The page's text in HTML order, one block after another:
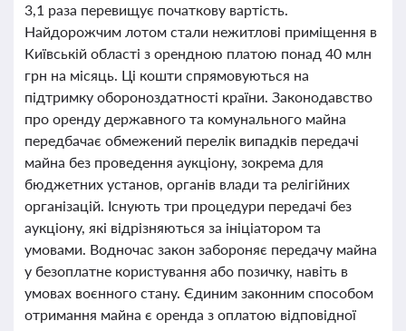
3,1 раза перевищує початкову вартість.
Найдорожчим лотом стали нежитлові приміщення в
Київській області з орендною платою понад 40 млн
грн на місяць. Ці кошти спрямовуються на
підтримку обороноздатності країни. Законодавство
про оренду державного та комунального майна
передбачає обмежений перелік випадків передачі
майна без проведення аукціону, зокрема для
бюджетних установ, органів влади та релігійних
організацій. Існують три процедури передачі без
аукціону, які відрізняються за ініціатором та
умовами. Водночас закон забороняє передачу майна
у безоплатне користування або позичку, навіть в
умовах воєнного стану. Єдиним законним способом
отримання майна є оренда з оплатою відповідної